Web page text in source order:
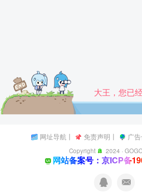
大王，您已
网址导航 丨 免责声明 丨 广
Copyright 2024 ·
网站备案号：京ICP备